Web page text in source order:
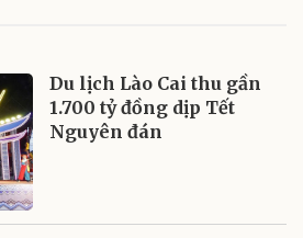
Du lịch Lào Cai thu gần
1.700 tỷ đồng dịp Tết
Nguyên đán